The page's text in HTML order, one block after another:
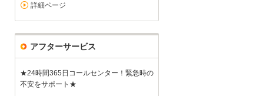
詳細ページ
アフターサービス
★24時間365日コールセンター！緊急時の
不安をサポート★